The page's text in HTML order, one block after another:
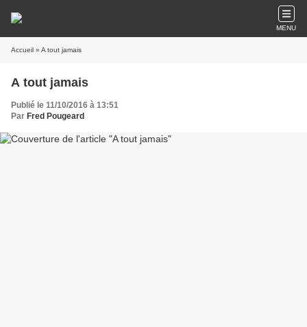
MENU
Accueil » A tout jamais
A tout jamais
Publié le 11/10/2016 à 13:51
Par Fred Pougeard